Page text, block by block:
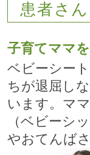
患者さ
子育てママ
ベビーシー
ちが退屈し
います。マ
（ベビーシ
やおてんば